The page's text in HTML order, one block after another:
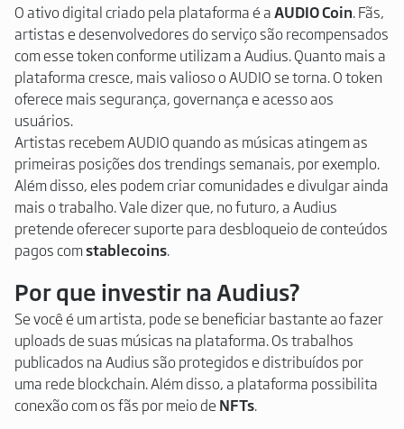
O ativo digital criado pela plataforma é aAUDIO Coin. Fãs,
artistas e desenvolvedores do serviço são recompensados
com esse token conforme utilizam a Audius. Quanto mais a
plataforma cresce, mais valioso o AUDIO se torna. O token
oferece mais segurança, governança e acesso aos
usuários.
Artistas recebem AUDIO quando as músicas atingem as
primeiras posições dos trendings semanais, por exemplo.
Além disso, eles podem criar comunidades e divulgar ainda
mais o trabalho. Vale dizer que, no futuro, a Audius
pretende oferecer suporte para desbloqueio de conteúdos
pagos comstablecoins.
Por que investir na Audius?
Se você é um artista, pode se beneficiar bastante ao fazer
uploads de suas músicas na plataforma. Os trabalhos
publicados na Audius são protegidos e distribuídos por
uma rede blockchain. Além disso, a plataforma possibilita
conexão com os fãs por meio de NFTs.